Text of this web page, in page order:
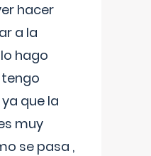
hacer
a la
hago
que la
muy
se pasa ,